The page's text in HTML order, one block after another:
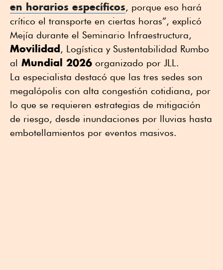
en horarios específicos, porque eso hará
crítico el transporte en ciertas horas”, explicó
Mejía durante el Seminario Infraestructura,
Movilidad , Logística y Sustentabilidad Rumbo
al Mundial 2026 organizado por JLL.
La especialista destacó que las tres sedes son
megalópolis con alta congestión cotidiana, por
lo que se requieren estrategias de mitigación
de riesgo, desde inundaciones por lluvias hasta
embotellamientos por eventos masivos.